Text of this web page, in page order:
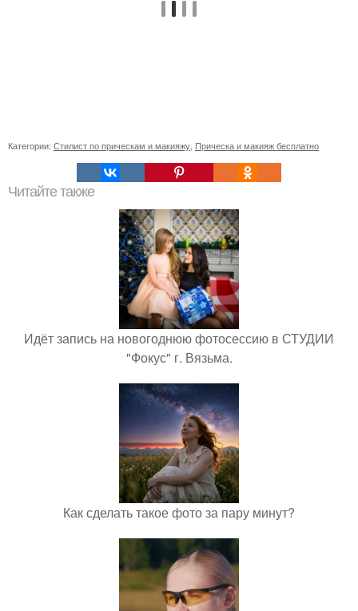
Категории: Стилист по прическам и макияжу Прическа и макияж бесплатно
Читайте также
Идёт запись на новогоднюю фотосессию в СТУДИИ
"Фокус" г. Вязьма.
Как сделать такое фото за пару минут?